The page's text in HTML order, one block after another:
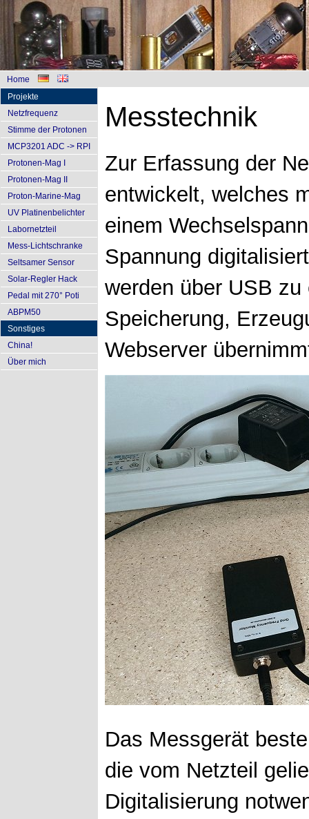
Home
Projekte
Netzfrequenz
Stimme der Protonen
MCP3201 ADC -> RPI
Protonen-Mag I
Protonen-Mag II
Proton-Marine-Mag
UV Platinenbelichter
Labornetzteil
Mess-Lichtschranke
Seltsamer Sensor
Solar-Regler Hack
Pedal mit 270° Poti
ABPM50
Sonstiges
China!
Über mich
Messtechnik
Zur Erfassung der
entwickelt, welches
einem
Spannung
werden über USB
Speicherung,
Webserver
Das Messgerät
die vom Netzteil
Digitalisierung